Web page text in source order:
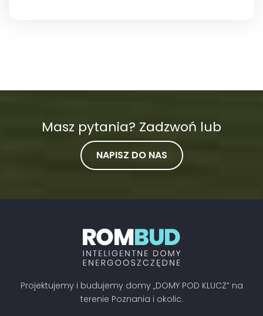
Masz pytania? Zadzwoń lub
NAPISZ DO NAS
Projektujemy i budujemy domy „DOMY POD KLUCZ” na
terenie Poznania i okolic.